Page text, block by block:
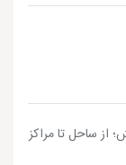
از ساحل تا مراکز